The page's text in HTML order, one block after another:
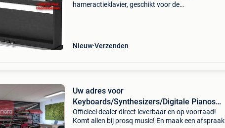
hameractieklavier, geschikt voor de
Nieuw Verzenden
Uw adres voor
Keyboards/Synthesizers/Digitale Pianos
Prosq
Officieel dealer direct leverbaar en op voorraad!
Komt allen bij prosq music! En maak een afspraak